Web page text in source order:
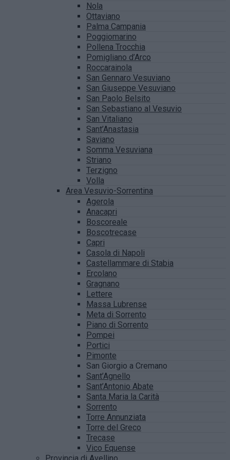
Nola
Ottaviano
Palma Campania
Poggiomarino
Pollena Trocchia
Pomigliano d’Arco
Roccarainola
San Gennaro Vesuviano
San Giuseppe Vesuviano
San Paolo Belsito
San Sebastiano al Vesuvio
San Vitaliano
Sant’Anastasia
Saviano
Somma Vesuviana
Striano
Terzigno
Volla
Area Vesuvio-Sorrentina
Agerola
Anacapri
Boscoreale
Boscotrecase
Capri
Casola di Napoli
Castellammare di Stabia
Ercolano
Gragnano
Lettere
Massa Lubrense
Meta di Sorrento
Piano di Sorrento
Pompei
Portici
Pimonte
San Giorgio a Cremano
Sant’Agnello
Sant’Antonio Abate
Santa Maria la Carità
Sorrento
Torre Annunziata
Torre del Greco
Trecase
Vico Equense